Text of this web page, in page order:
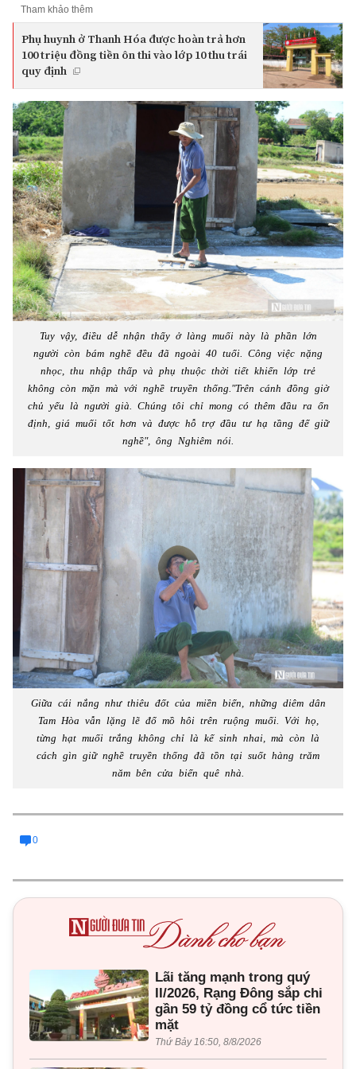
Tham khảo thêm
Phụ huynh ở Thanh Hóa được hoàn trả hơn
100 triệu đồng tiền ôn thi vào lớp 10 thu trái
quy định
Tuy vậy, điều dễ nhận thấy ở làng muối này là phần lớn
người còn bám nghề đều đã ngoài 40 tuổi. Công việc nặng
nhọc, thu nhập thấp và phụ thuộc thời tiết khiến lớp trẻ
không còn mặn mà với nghề truyền thống."Trên cánh đồng giờ
chủ yếu là người già. Chúng tôi chỉ mong có thêm đầu ra ổn
định, giá muối tốt hơn và được hỗ trợ đầu tư hạ tầng để giữ
nghề", ông Nghiêm nói.
Giữa cái nắng như thiêu đốt của miền biển, những diêm dân
Tam Hòa vẫn lặng lẽ đổ mồ hôi trên ruộng muối. Với họ,
từng hạt muối trắng không chỉ là kế sinh nhai, mà còn là
cách gìn giữ nghề truyền thống đã tồn tại suốt hàng trăm
năm bên cửa biển quê nhà.
0
Lãi tăng mạnh trong quý
II/2026, Rạng Đông sắp chi
gần 59 tỷ đồng cổ tức tiền
mặt
Thứ Bảy 16:50, 8/8/2026